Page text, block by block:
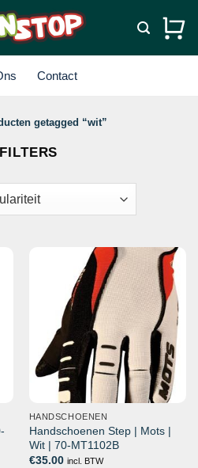
Contact
getagged “wit”
FILTERS
HANDSCHOENEN
Handschoenen Step | Mots |
Wit | 70-MT1102B
€35.00 incl. BTW